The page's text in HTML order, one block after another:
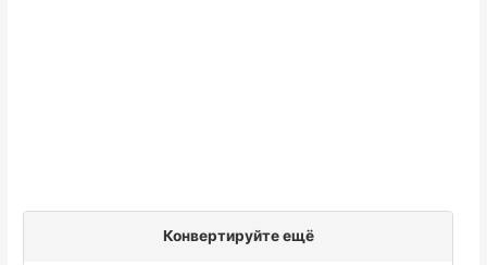
Конвертируйте ещё